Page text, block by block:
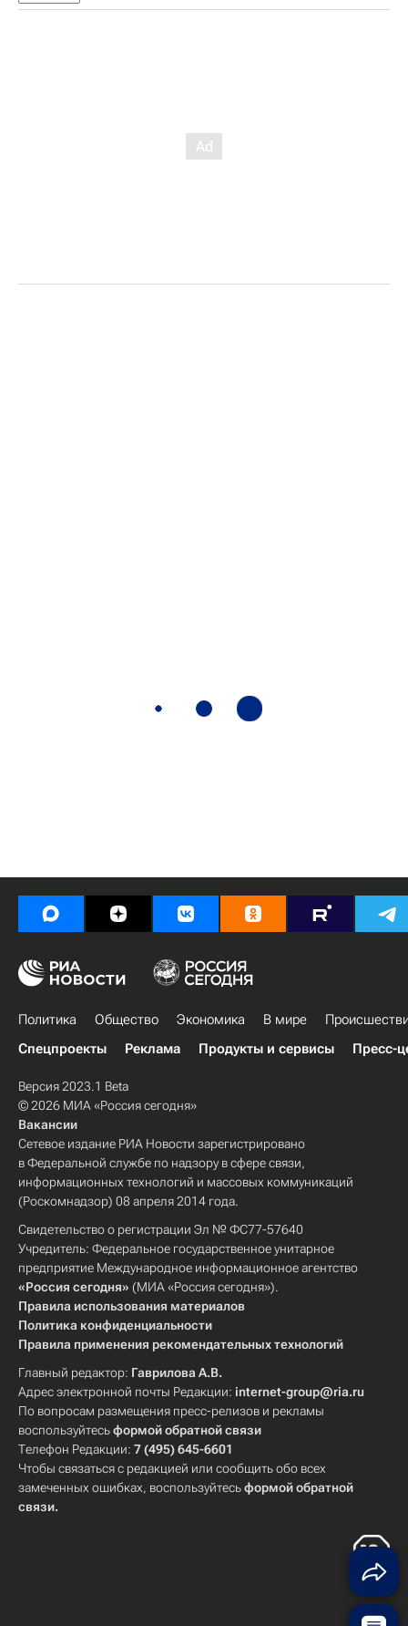
Политика Общество Экономика В мире
Спецпроекты
Реклама Продукты и сервисы Пресс-
Версия 2023.1 Beta
© 2026 МИА «Россия сегодня»
Вакансии
Сетевое издание РИА Новости зарегистрировано
в Федеральной службе по надзору в сфере связи,
информационных технологий и массовых коммуникаций
(Роскомнадзор) 08 апреля 2014 года.
Свидетельство о регистрации Эл № ФС77-57640
Учредитель: Федеральное государственное унитарное
предприятие Международное информационное агентство
«Россия сегодня» (МИА «Россия сегодня»).
Правила использования материалов
Политика конфиденциальности
Правила применения рекомендательных технологий
Главный редактор: Гаврилова А.В.
Адрес электронной почты Редакции: internet-group@ria.ru
По вопросам размещения пресс-релизов и рекламы
воспользуйтесьформой обратной связи
Телефон Редакции: 7 (495) 645-6601
Чтобы связаться с редакцией или сообщить обо всех
замеченных ошибках, воспользуйтесьформой обратной
связи.